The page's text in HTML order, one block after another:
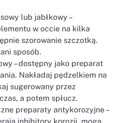
lub jabłkowy –
w occie na kilka
szorowanie szczotką.
sposób.
– dostępny jako preparat
Nakładaj pędzelkiem na
sugerowany przez
a potem spłucz.
preparaty antykorozyjne –